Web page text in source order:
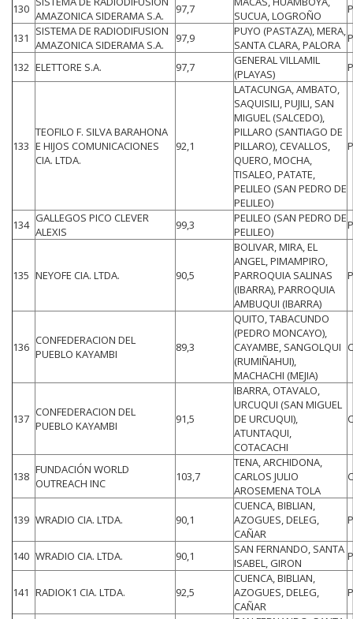
130 AMAZONICA SIDERAMA S.A.
97,7
SUCUA, LOGROÑO
131
SISTEMA DE RADIODIFUSION
AMAZONICA SIDERAMA S.A.
97,9
PUYO (PASTAZA), MERA,
SANTA CLARA, PALORA
132 ELETTORE S.A. 97,7
GENERAL VILLAMIL
(PLAYAS)
133
TEOFILO F. SILVA BARAHONA
E HIJOS COMUNICACIONES
CIA. LTDA.
92,1
LATACUNGA, AMBATO,
SAQUISILI, PUJILI, SAN
MIGUEL (SALCEDO),
PILLARO (SANTIAGO DE
PILLARO), CEVALLOS,
QUERO, MOCHA,
TISALEO, PATATE,
PELILEO (SAN PEDRO DE
PELILEO)
134 GALLEGOS PICO CLEVER
ALEXIS
99,3
PELILEO (SAN PEDRO DE
PELILEO)
135 NEYOFE CIA. LTDA. 90,5
BOLIVAR, MIRA, EL
ANGEL, PIMAMPIRO,
PARROQUIA SALINAS
(IBARRA), PARROQUIA
AMBUQUI (IBARRA)
136 CONFEDERACION DEL
PUEBLO KAYAMBI
89,3
QUITO, TABACUNDO
(PEDRO MONCAYO),
CAYAMBE, SANGOLQUI
(RUMIÑAHUI),
MACHACHI (MEJIA)
137 CONFEDERACION DEL
PUEBLO KAYAMBI
91,5
IBARRA, OTAVALO,
URCUQUI (SAN MIGUEL
DE URCUQUI),
ATUNTAQUI,
COTACACHI
138 FUNDACIÓN WORLD
OUTREACH INC
103,7
TENA, ARCHIDONA,
CARLOS JULIO
AROSEMENA TOLA
139 WRADIO CIA. LTDA. 90,1
CUENCA, BIBLIAN,
AZOGUES, DELEG,
CAÑAR
140 WRADIO CIA. LTDA. 90,1
SAN FERNANDO, SANTA
ISABEL, GIRON
141 RADIOK1 CIA. LTDA. 92,5
CUENCA, BIBLIAN,
AZOGUES, DELEG,
CAÑAR